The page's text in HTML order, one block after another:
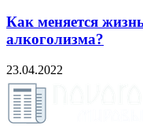
Как меняется
алкоголизма?
23.04.2022